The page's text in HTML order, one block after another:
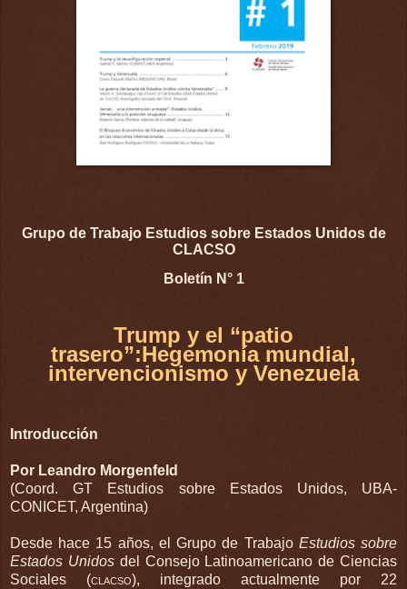
Grupo de Trabajo Estudios sobre Estados Unidos de
CLACSO
Boletín N° 1
Trump y el “patio
trasero”:Hegemonía mundial,
intervencionismo y Venezuela
Introducción
Por Leandro Morgenfeld
(Coord. GT Estudios sobre Estados Unidos, UBA-
CONICET, Argentina)
Desde hace 15 años, el Grupo de Trabajo Estudios sobre
Estados Unidosdel Consejo Latinoamericano de Ciencias
Sociales (clacso), integrado actualmente por 22